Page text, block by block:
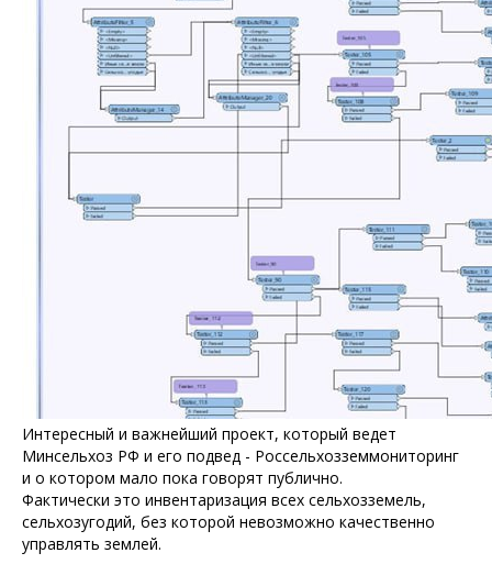
Интересный и важнейший проект, который ведет
Минсельхоз РФ и его подвед - Россельхозземмониторинг
и о котором мало пока говорят публично.
Фактически это инвентаризация всех сельхозземель,
сельхозугодий, без которой невозможно качественно
управлять землей.